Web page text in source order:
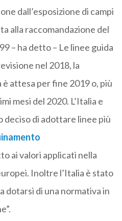
dall’esposizione di campi
alla raccomandazione del
– ha detto – Le linee guida
nel 2018, la
attesa per fine 2019 o, più
mesi del 2020. L’Italia e
deciso di adottare linee più
ai valori applicati nella
Inoltre l’Italia è stato
dotarsi di una normativa in